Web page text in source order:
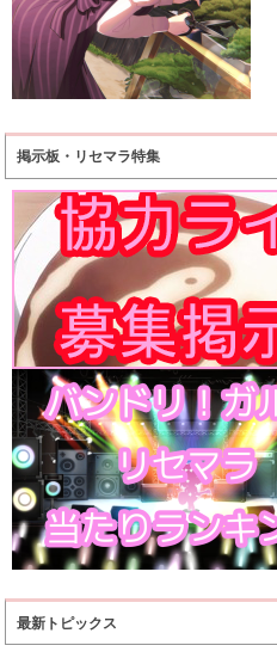
掲示板・リセマラ特集
最新トピックス